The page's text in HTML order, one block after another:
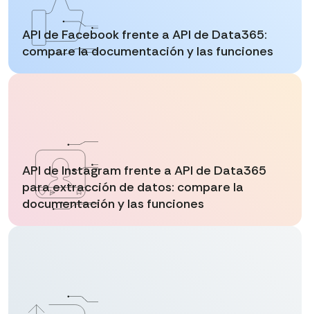
API de Facebook frente a API de Data365:
compare la documentación y las funciones
API de Instagram frente a API de Data365
para extracción de datos: compare la
documentación y las funciones